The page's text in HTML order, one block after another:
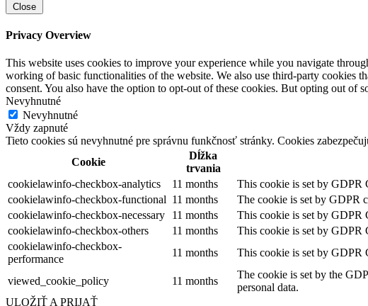
Close
Privacy Overview
This website uses cookies to improve your experience while you navigate
working of basic functionalities of the website. We also use third-party cookies
consent. You also have the option to opt-out of these cookies. But opting out of
Nevyhnutné
Nevyhnutné
Vždy zapnuté
Tieto cookies sú nevyhnutné pre správnu funkčnosť stránky. Cookies
Cookie
Dĺžka
trvania
cookielawinfo-checkbox-analytics
11 months
This cookie is set by GDPR
cookielawinfo-checkbox-functional 11 months
The cookie is set by GDPR
cookielawinfo-checkbox-necessary
11 months
This cookie is set by GDPR
cookielawinfo-checkbox-others
11 months
This cookie is set by GDPR
cookielawinfo-checkbox-
performance
11 months This cookie is set by GDPR
viewed_cookie_policy 11 months
The cookie is set by the
personal data.
ULOŽIŤ A PRIJAŤ